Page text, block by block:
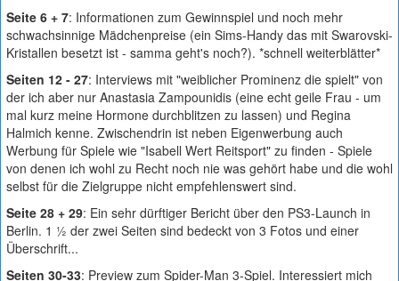
Seite 6 + 7: Informationen zum Gewinnspiel und noch mehr
schwachsinnige Mädchenpreise (ein Sims-Handy das mit Swarovski-
Kristallen besetzt ist - samma geht's noch?). *schnell weiterblätter*
Seiten 12 - 27: Interviews mit "weiblicher Prominenz die spielt" von
der ich aber nur Anastasia Zampounidis (eine echt geile Frau - um
mal kurz meine Hormone durchblitzen zu lassen) und Regina
Halmich kenne. Zwischendrin ist neben Eigenwerbung auch
Werbung für Spiele wie "Isabell Wert Reitsport" zu finden - Spiele
von denen ich wohl zu Recht noch nie was gehört habe und die wohl
selbst für die Zielgruppe nicht empfehlenswert sind.
Seite 28 + 29: Ein sehr dürftiger Bericht über den PS3-Launch in
Berlin. 1 ½ der zwei Seiten sind bedeckt von 3 Fotos und einer
Überschrift...
Seiten 30-33: Preview zum Spider-Man 3-Spiel. Interessiert mich